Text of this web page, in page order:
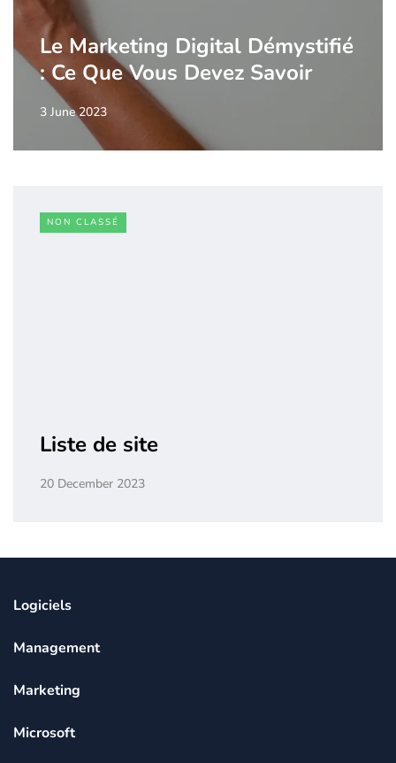
Le Marketing Digital Démystifié
: Ce Que Vous Devez Savoir
3 June 2023
NON CLASSÉ
Liste de site
20 December 2023
Logiciels
Management
Marketing
Microsoft